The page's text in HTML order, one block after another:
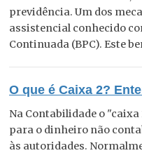
previdência. Um dos
assistencial conhecido
Continuada (BPC). Este
O que é Caixa 2?
Na Contabilidade o
para o dinheiro não
às autoridades.